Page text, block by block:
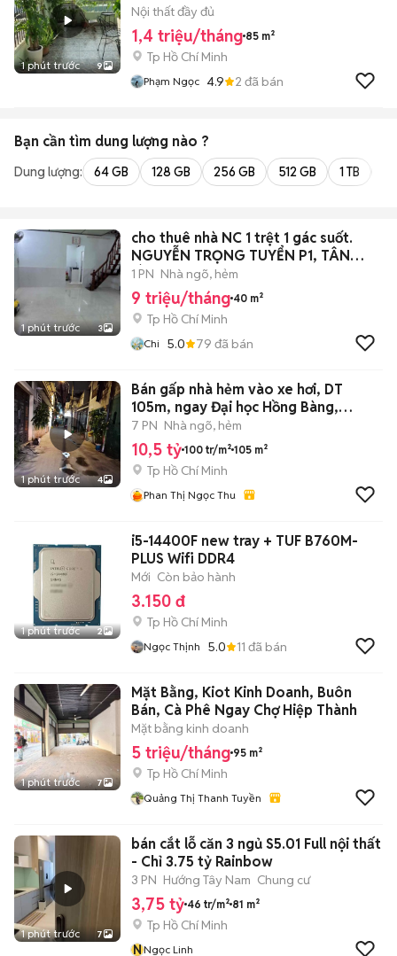
1 phút trước 9
Nội thất đầy đủ
1,4 triệu/tháng 85 m²
Tp Hồ Chí Minh
Phạm Ngọc 4.9 2 đã bán
Bạn cần tìm dung lượng nào ?
Dung lượng: 64 GB 128 GB 256 GB 512 GB 1 TB
1 phút trước 3
cho thuê nhà NC 1 trệt 1 gác suốt.
NGUYỄN TRỌNG TUYỂN P1, TÂN
BÌNH
1 PN Nhà ngõ, hẻm
9 triệu/tháng 40 m²
Tp Hồ Chí Minh
Chi 5.0 79 đã bán
1 phút trước 4
Bán gấp nhà hẻm vào xe hơi, DT
105m, ngay Đại học Hồng Bàng,
Phường 17
7 PN Nhà ngõ, hẻm
10,5 tỷ 100 tr/m² 105 m²
Tp Hồ Chí Minh
Phan Thị Ngọc Thu
1 phút trước 2
i5-14400F new tray + TUF B760M-
PLUS Wifi DDR4
Mới Còn bảo hành
3.150 đ
Tp Hồ Chí Minh
Ngọc Thịnh 5.0 11 đã bán
1 phút trước 7
Mặt Bằng, Kiot Kinh Doanh, Buôn
Bán, Cà Phê Ngay Chợ Hiệp Thành
Mặt bằng kinh doanh
5 triệu/tháng 95 m²
Tp Hồ Chí Minh
Quảng Thị Thanh Tuyền
1 phút trước 7
bán cắt lỗ căn 3 ngủ S5.01 Full nội thất
- Chỉ 3.75 tỷ Rainbow
3 PN Hướng Tây Nam Chung cư
3,75 tỷ 46 tr/m² 81 m²
Tp Hồ Chí Minh
NNgọc Linh